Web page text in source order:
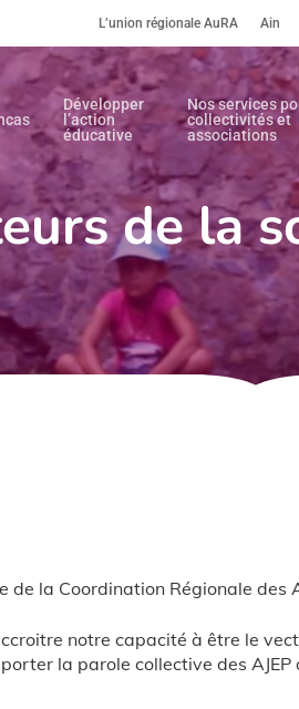
L’union régionale AuRA Ain
Développer
l’action
éducative
Nos services
collectivités et
associations
de la
de la Coordination Régionale des
notre capacité à être le
la parole collective des